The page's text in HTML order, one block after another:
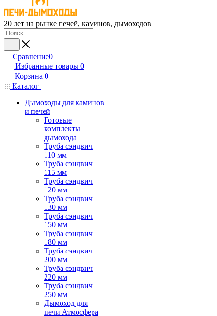
20 лет на рынке печей, каминов, дымоходов
Сравнение0
Избранные товары 0
Корзина 0
Каталог
Дымоходы для каминов
и печей
Готовые
комплекты
дымохода
Труба сэндвич
110 мм
Труба сэндвич
115 мм
Труба сэндвич
120 мм
Труба сэндвич
130 мм
Труба сэндвич
150 мм
Труба сэндвич
180 мм
Труба сэндвич
200 мм
Труба сэндвич
220 мм
Труба сэндвич
250 мм
Дымоход для
печи Атмосфера